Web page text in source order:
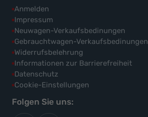
Anmelden
Impressum
Neuwagen-Verkaufsbedinungen
Gebrauchtwagen-Verkaufsbedinungen
Widerrufsbelehrung
Informationen zur Barrierefreiheit
Datenschutz
Cookie-Einstellungen
Folgen Sie uns: